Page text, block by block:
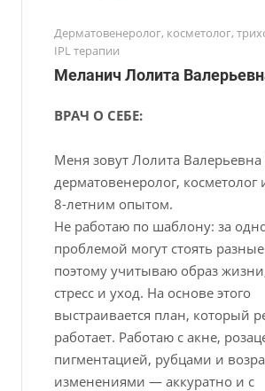
Дерматовенеролог, косметолог,
IPL терапии
Меланич Лолита
ВРАЧ О СЕБЕ:
Меня зовут Лолита
дерматовенеролог, косметолог
8-летним опытом.
Не работаю по шаблону: за
проблемой могут стоять
поэтому учитываю образ
стресс и уход. На основе этого
выстраивается план, который
работает. Работаю с акне,
пигментацией, рубцами и
изменениями — аккуратно и с